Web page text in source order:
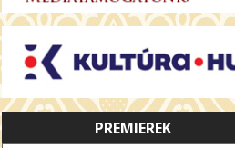
PREMIEREK